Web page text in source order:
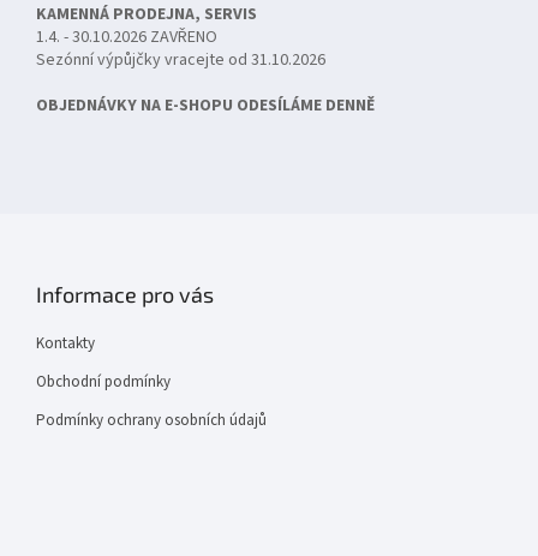
KAMENNÁ PRODEJNA, SERVIS
1.4. - 30.10.2026 ZAVŘENO
Sezónní výpůjčky vracejte od 31.10.2026
OBJEDNÁVKY NA E-SHOPU ODESÍLÁME DENNĚ
Informace pro vás
Kontakty
Obchodní podmínky
Podmínky ochrany osobních údajů